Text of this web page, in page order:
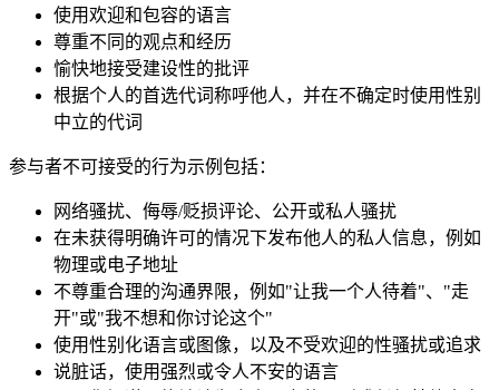
使用欢迎和包容的语言
尊重不同的观点和经历
愉快地接受建设性的批评
根据个人的首选代词称呼他人，并在不确定时使用性别
中立的代词
参与者不可接受的行为示例包括：
网络骚扰、侮辱/贬损评论、公开或私人骚扰
在未获得明确许可的情况下发布他人的私人信息，例如
物理或电子地址
不尊重合理的沟通界限，例如"让我一个人待着"、"走
开"或"我不想和你讨论这个"
使用性别化语言或图像，以及不受欢迎的性骚扰或追求
说脏话，使用强烈或令人不安的语言